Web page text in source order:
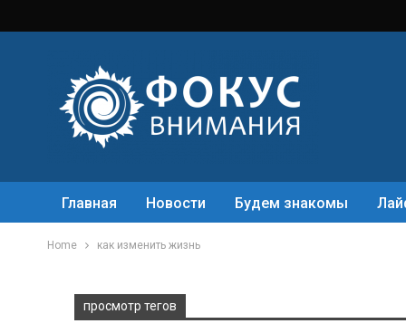
Главная Новости Будем знакомы
Home как изменить жизнь
просмотр тегов